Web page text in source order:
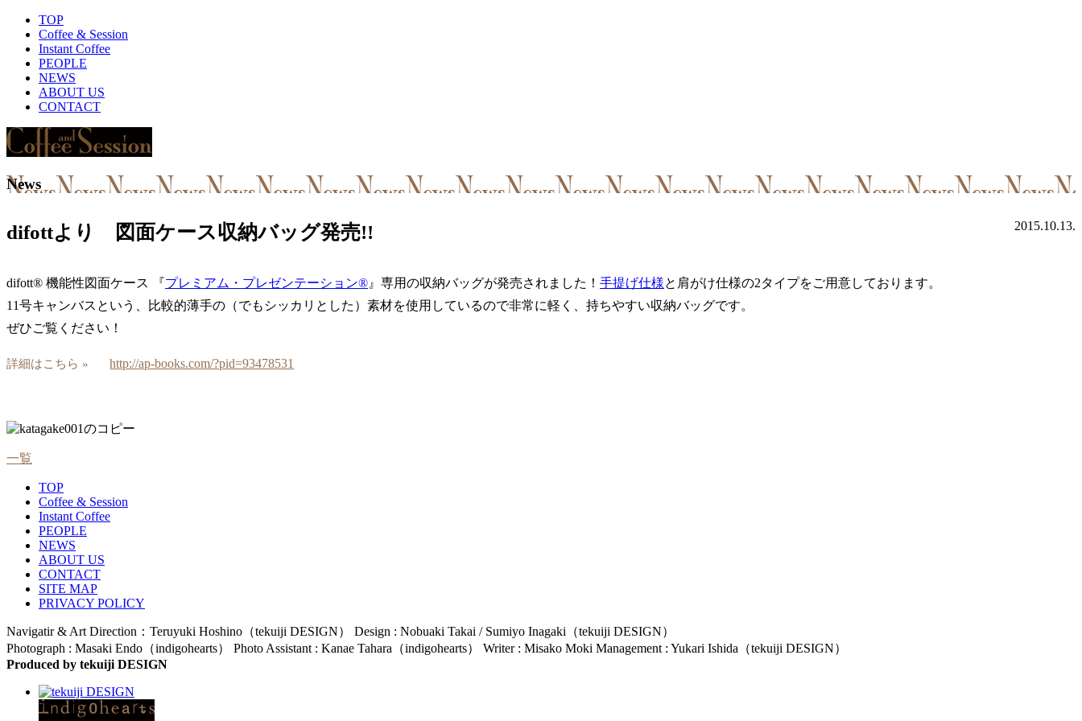
TOP
Coffee & Session
Instant Coffee
PEOPLE
NEWS
ABOUT US
CONTACT
News
2015.10.13.
difottより 図面ケース収納バッグ発売!!
difott® 機能性図面ケース 『プレミアム・プレゼンテーション® 』専用の収納バッグが発売されました！ 手提げ仕様と肩がけ仕様の2タイプをご用意しております。
11号キャンバスという、比較的薄手の（でもシッカリとした）素材を使用しているので非常に軽く、持ちやすい収納バッグです。
ぜひご覧ください！
詳細はこちら » http://ap-books.com/?pid=93478531
一覧
TOP
Coffee & Session
Instant Coffee
PEOPLE
NEWS
ABOUT US
CONTACT
SITE MAP
PRIVACY POLICY
Navigatir & Art Direction：Teruyuki Hoshino（tekuiji DESIGN） Design : Nobuaki Takai / Sumiyo Inagaki（tekuiji DESIGN）
Photograph : Masaki Endo（indigohearts） Photo Assistant : Kanae Tahara（indigohearts） Writer : Misako Moki Management : Yukari Ishida（tekuiji DESIGN）
Produced by tekuiji DESIGN